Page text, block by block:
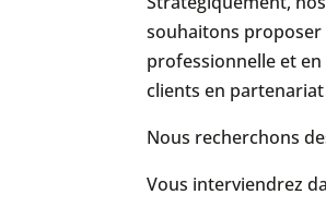
souhaitons proposer
professionnelle et
clients en
Nous recherchons
Vous interviendrez